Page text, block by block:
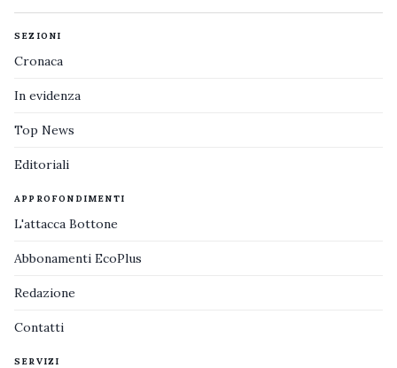
SEZIONI
Cronaca
In evidenza
Top News
Editoriali
APPROFONDIMENTI
L'attacca Bottone
Abbonamenti EcoPlus
Redazione
Contatti
SERVIZI